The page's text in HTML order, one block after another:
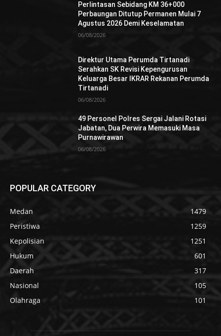
Perlintasan Sebidang KM 36+000
Perbaungan Ditutup Permanen Mulai 7
Agustus 2026 Demi Keselamatan
06/08/2026
Direktur Utama Perumda Tirtanadi
Serahkan SK Revisi Kepengurusan
Keluarga Besar IKRAR Rekanan Perumda
Tirtanadi
06/08/2026
49 Personel Polres Sergai Jalani Rotasi
Jabatan, Dua Perwira Memasuki Masa
Purnawirawan
06/08/2026
POPULAR CATEGORY
Medan
1479
Peristiwa
1259
Kepolisian
1251
Hukum
601
Daerah
317
Nasional
105
Olahraga
101